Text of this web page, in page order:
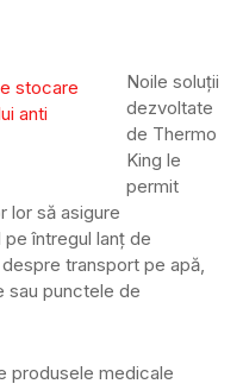
Noile soluții
dezvoltate
de Thermo
King le
permit
lor să asigure
întregul lanț de
transport pe apă,
sau punctele de
produsele medicale